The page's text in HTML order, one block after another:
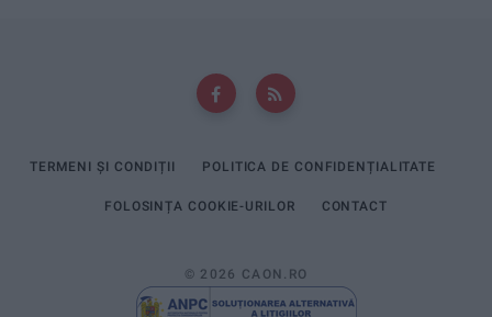
TERMENI ȘI CONDIȚII POLITICA DE CONFIDENȚIALITATE
FOLOSINȚA COOKIE-URILOR CONTACT
© 2026 CAON.RO